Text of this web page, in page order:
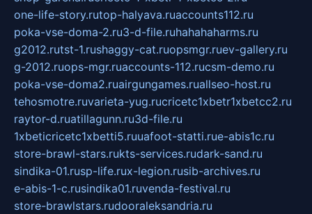
one-life-story.rutop-halyava.ruaccounts112.ru
poka-vse-doma-2.ru3-d-file.ruhahahaharms.ru
g2012.rutst-1.rushaggy-cat.ruopsmgr.ruev-gallery.ru
g-2012.ruops-mgr.ruaccounts-112.rucsm-demo.ru
poka-vse-doma2.ruairgungames.ruallseo-host.ru
tehosmotre.ruvarieta-yug.rucricetc1xbetr1xbetcc2.ru
raytor-d.ruatillagunn.ru3d-file.ru
1xbeticricetc1xbetti5.ruuafoot-statti.rue-abis1c.ru
store-brawl-stars.rukts-services.rudark-sand.ru
sindika-01.rusp-life.rux-legion.rusib-archives.ru
e-abis-1-c.rusindika01.ruvenda-festival.ru
store-brawlstars.rudooraleksandria.ru